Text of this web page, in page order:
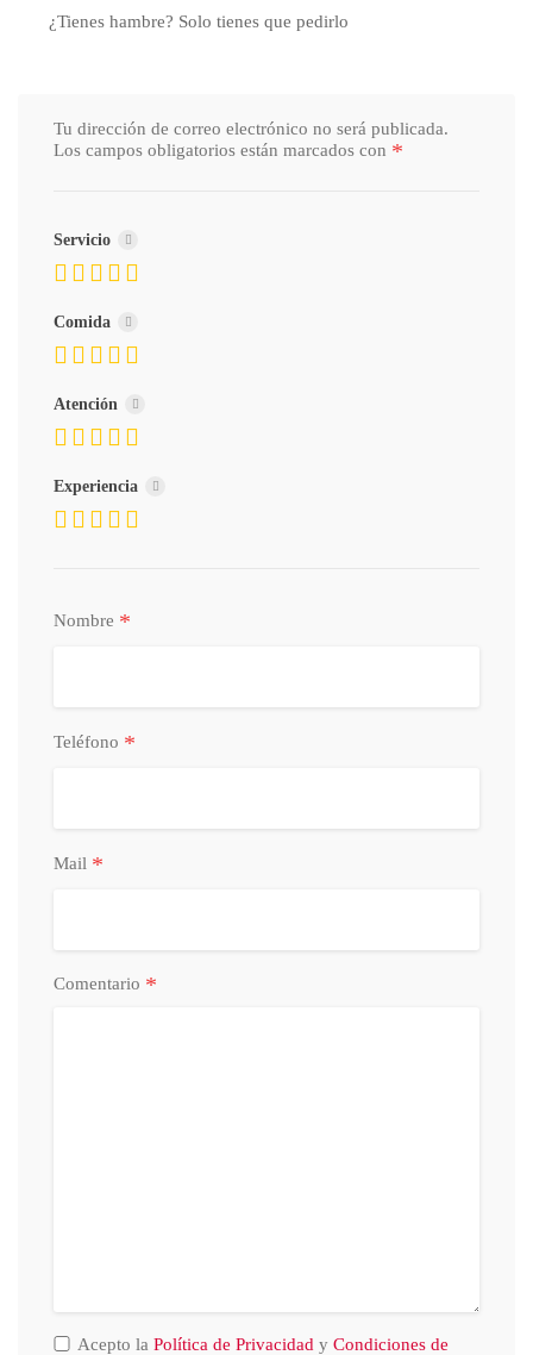
¿Tienes hambre? Solo tienes que pedirlo
Tu dirección de correo electrónico no será publicada.
Los campos obligatorios están marcados con *
Servicio
Comida
Atención
Experiencia
Nombre *
Teléfono *
Mail *
Comentario *
Acepto la Política de Privacidad y Condiciones de